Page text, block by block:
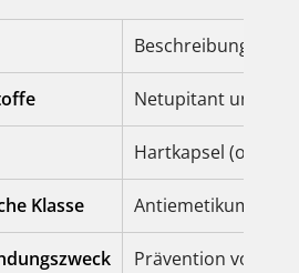
Beschreibung
Netupitant und
Hartkapsel (oral)
Klasse Antiemetikum
Prävention von